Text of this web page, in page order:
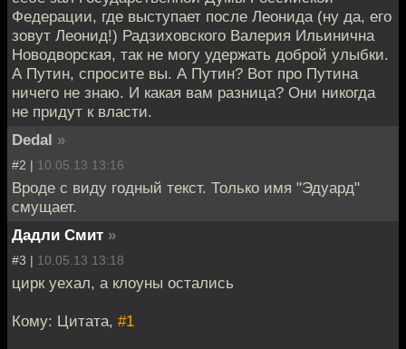
Федерации, где выступает после Леонида (ну да, его
зовут Леонид!) Радзиховского Валерия Ильинична
Новодворская, так не могу удержать доброй улыбки.
А Путин, спросите вы. А Путин? Вот про Путина
ничего не знаю. И какая вам разница? Они никогда
не придут к власти.
Dedal »
#2 | 10.05.13 13:16
Вроде с виду годный текст. Только имя "Эдуард"
смущает.
Дадли Смит »
#3 | 10.05.13 13:18
цирк уехал, а клоуны остались
Кому: Цитата, #1